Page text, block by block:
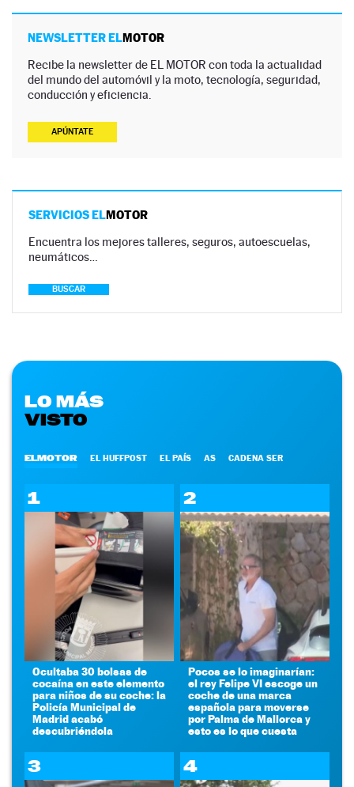
NEWSLETTER ELMOTOR
Recibe la newsletter de EL MOTOR con toda la actualidad
del mundo del automóvil y la moto, tecnología, seguridad,
conducción y eficiencia.
APÚNTATE
SERVICIOS ELMOTOR
Encuentra los mejores talleres, seguros, autoescuelas,
neumáticos…
BUSCAR
LO MÁS
VISTO
ELMOTOR EL HUFFPOST EL PAÍS AS CADENA SER
1
Ocultaba 30 bolsas de
cocaína en este elemento
para niños de su coche: la
Policía Municipal de
Madrid acabó
descubriéndola
2
Pocos se lo imaginarían:
el rey Felipe VI escoge un
coche de una marca
española para moverse
por Palma de Mallorca y
esto es lo que cuesta
3 4